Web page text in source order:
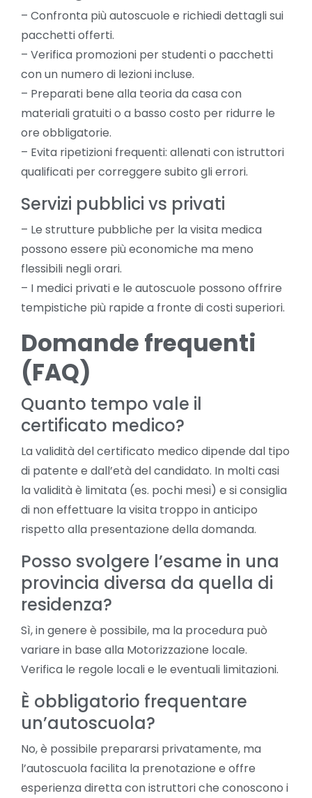
– Confronta più autoscuole e richiedi dettagli sui
pacchetti offerti.
– Verifica promozioni per studenti o pacchetti
con un numero di lezioni incluse.
– Preparati bene alla teoria da casa con
materiali gratuiti o a basso costo per ridurre le
ore obbligatorie.
– Evita ripetizioni frequenti: allenati con istruttori
qualificati per correggere subito gli errori.
Servizi pubblici vs privati
– Le strutture pubbliche per la visita medica
possono essere più economiche ma meno
flessibili negli orari.
– I medici privati e le autoscuole possono offrire
tempistiche più rapide a fronte di costi superiori.
Domande frequenti
(FAQ)
Quanto tempo vale il
certificato medico?
La validità del certificato medico dipende dal tipo
di patente e dall’età del candidato. In molti casi
la validità è limitata (es. pochi mesi) e si consiglia
di non effettuare la visita troppo in anticipo
rispetto alla presentazione della domanda.
Posso svolgere l’esame in una
provincia diversa da quella di
residenza?
Sì, in genere è possibile, ma la procedura può
variare in base alla Motorizzazione locale.
Verifica le regole locali e le eventuali limitazioni.
È obbligatorio frequentare
un’autoscuola?
No, è possibile prepararsi privatamente, ma
l’autoscuola facilita la prenotazione e offre
esperienza diretta con istruttori che conoscono i